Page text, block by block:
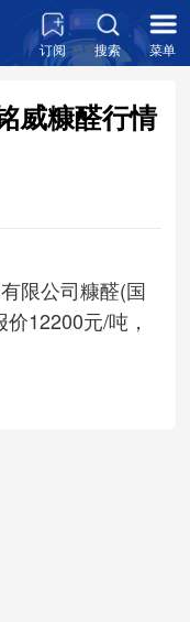
订阅 搜索 菜单
威糠醛行情
限公司糠醛(国
12200元/吨，